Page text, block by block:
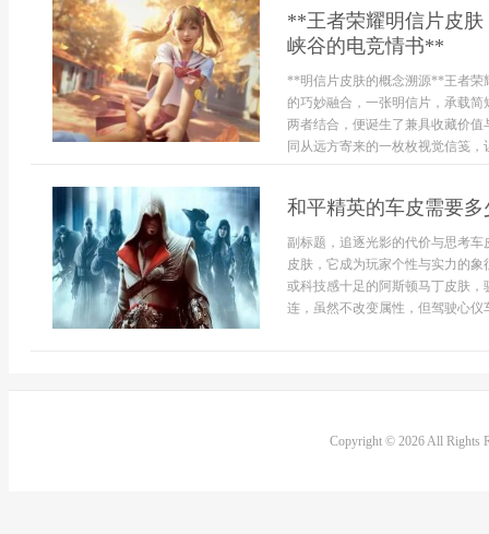
**王者荣耀明信片皮
峡谷的电竞情书**
**明信片皮肤的概念溯源**王者荣
的巧妙融合，一张明信片，承载
两者结合，便诞生了兼具收藏价
同从远方寄来的一枚枚视觉信笺，
和平精英的车皮需要
副标题，追逐光影的代价与思考
皮肤，它成为玩家个性与实力的
或科技感十足的阿斯顿马丁皮肤
连，虽然不改变属性，但驾驶心仪
Copyright © 2026 All Rights